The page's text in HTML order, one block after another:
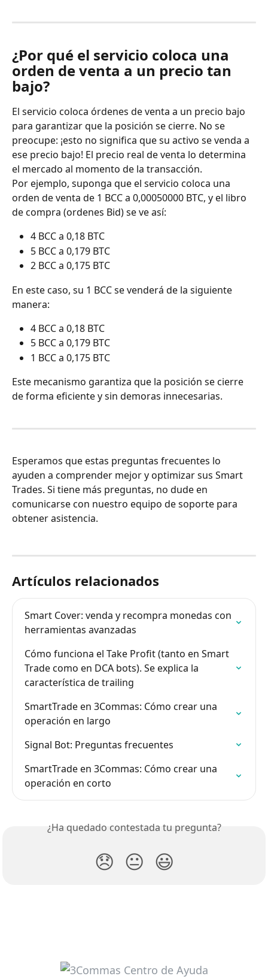
¿Por qué el servicio coloca una
orden de venta a un precio tan
bajo?
El servicio coloca órdenes de venta a un precio bajo
para garantizar que la posición se cierre. No se
preocupe: ¡esto no significa que su activo se venda a
ese precio bajo! El precio real de venta lo determina
el mercado al momento de la transacción.
Por ejemplo, suponga que el servicio coloca una
orden de venta de 1 BCC a 0,00050000 BTC, y el libro
de compra (ordenes Bid) se ve así:
4 BCC a 0,18 BTC
5 BCC a 0,179 BTC
2 BCC a 0,175 BTC
En este caso, su 1 BCC se venderá de la siguiente
manera:
4 BCC a 0,18 BTC
5 BCC a 0,179 BTC
1 BCC a 0,175 BTC
Este mecanismo garantiza que la posición se cierre
de forma eficiente y sin demoras innecesarias.
Esperamos que estas preguntas frecuentes lo
ayuden a comprender mejor y optimizar sus Smart
Trades. Si tiene más preguntas, no dude en
comunicarse con nuestro equipo de soporte para
obtener asistencia.
Artículos relacionados
Smart Cover: venda y recompra monedas con
herramientas avanzadas
Cómo funciona el Take Profit (tanto en Smart
Trade como en DCA bots). Se explica la
característica de trailing
SmartTrade en 3Commas: Cómo crear una
operación en largo
Signal Bot: Preguntas frecuentes
SmartTrade en 3Commas: Cómo crear una
operación en corto
¿Ha quedado contestada tu pregunta?
😞 😐 😃